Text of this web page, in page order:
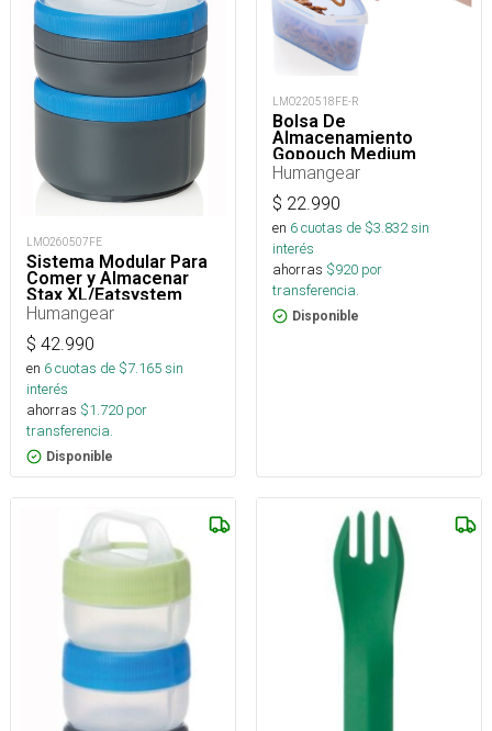
LMO260507FE
Sistema Modular Para
Comer y Almacenar
Stax XL/Eatsystem
Humangear
$ 42.990
en 6cuotas de $7.165sin
interés
ahorras $1.720 por
transferencia.
Disponible
LMO220518FE-R
Bolsa De
Almacenamiento
Gopouch Medium
Humangear
$ 22.990
en 6cuotas de $3.832sin
interés
ahorras $920 por
transferencia.
Disponible